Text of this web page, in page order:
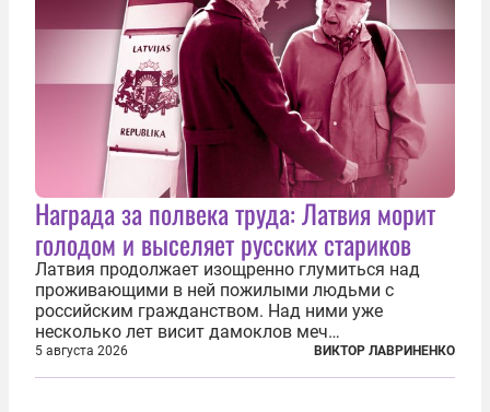
Награда за полвека труда: Латвия морит
голодом и выселяет русских стариков
Латвия продолжает изощренно глумиться над
проживающими в ней пожилыми людьми с
российским гражданством. Над ними уже
несколько лет висит дамоклов меч
насильственного выдворения. Некоторых уже
депортировали, а многие уехали сами, не
5 августа 2026 ВИКТОР ЛАВРИНЕНКО